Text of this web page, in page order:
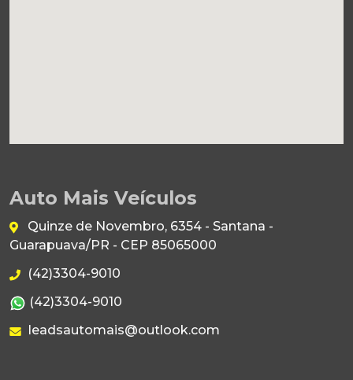
Auto Mais Veículos
Quinze de Novembro, 6354 - Santana -
Guarapuava/PR - CEP 85065000
(42)3304-9010
(42)3304-9010
leadsautomais@outlook.com